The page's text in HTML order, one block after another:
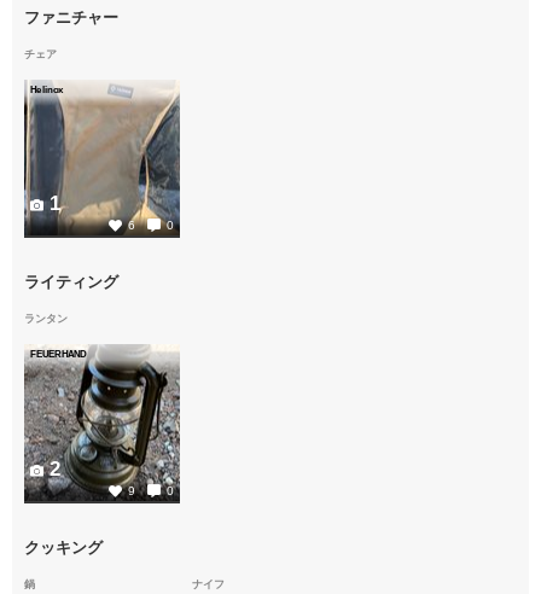
ファニチャー
チェア
Helinox
6 0
1
ライティング
ランタン
FEUERHAND
9 0
2
クッキング
鍋 ナイフ